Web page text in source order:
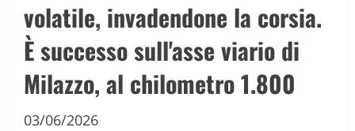
volatile, invadendone la corsia.
È successo sull'asse viario di
Milazzo, al chilometro 1.800
03/06/2026